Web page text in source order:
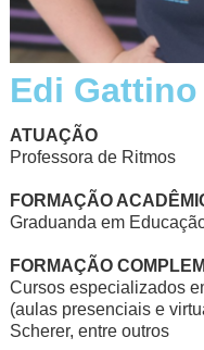
Edi Gattino
ATUAÇÃO
Professora de Ritmos
FORMAÇÃO
Graduanda em
FORMAÇÃO
Cursos especializados
(aulas presenciais e
Scherer, entre outros